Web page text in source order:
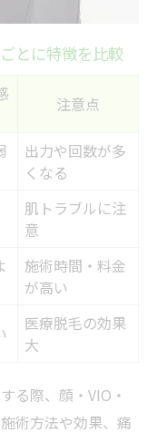
位の選択基準
術ポイント
注意点
ランキング
選びの秘訣を紹
別ポイント
の流れ
びのコツ
毛部位とは
験談まとめ
まとめ表
想
とに特徴を比較
注意点
出力や回数が多
くなる
肌トラブルに注
意
施術時間・料金
が高い
医療脱毛の効果
大
る際、顔・VIO・
術方法や効果、痛